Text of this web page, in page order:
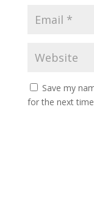
Save my
for the next